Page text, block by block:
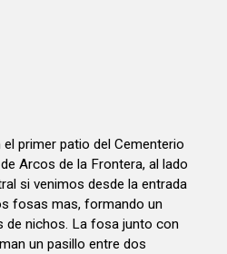
primer patio del Cementerio
Arcos de la Frontera, al lado
si venimos desde la entrada
fosas mas, formando un
de nichos. La fosa junto con
un pasillo entre dos